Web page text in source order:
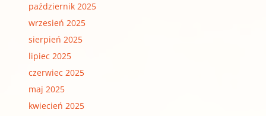
październik 2025
wrzesień 2025
sierpień 2025
lipiec 2025
czerwiec 2025
maj 2025
kwiecień 2025